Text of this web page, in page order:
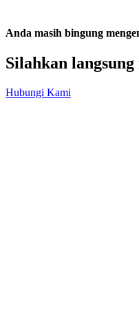
Anda masih bingung
Silahkan
Hubungi Kami